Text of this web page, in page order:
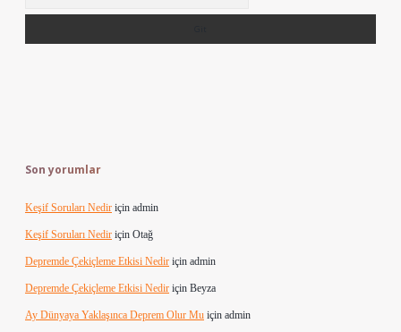
Son yorumlar
Keşif Soruları Nedir için admin
Keşif Soruları Nedir için Otağ
Depremde Çekiçleme Etkisi Nedir için admin
Depremde Çekiçleme Etkisi Nedir için Beyza
Ay Dünyaya Yaklaşınca Deprem Olur Mu için admin